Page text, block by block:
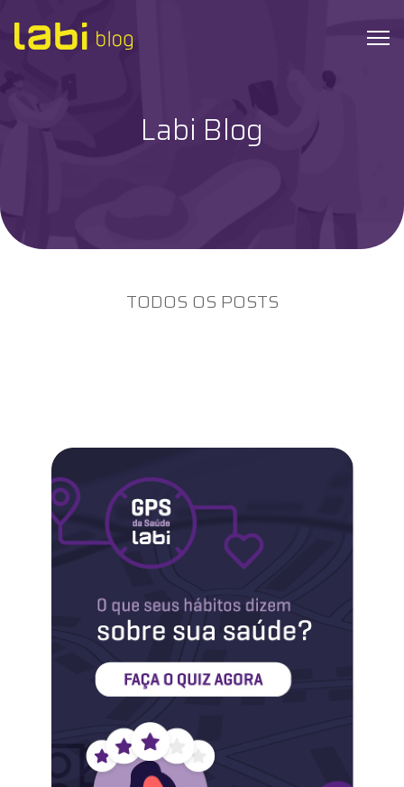
Dicas de Saúde
Maternidade
Novidades do Labi
Saúde da Mulher
Saúde do Homem
Sobre o Labi
Conheça o Labi
Labi Blog
TODOS OS POSTS